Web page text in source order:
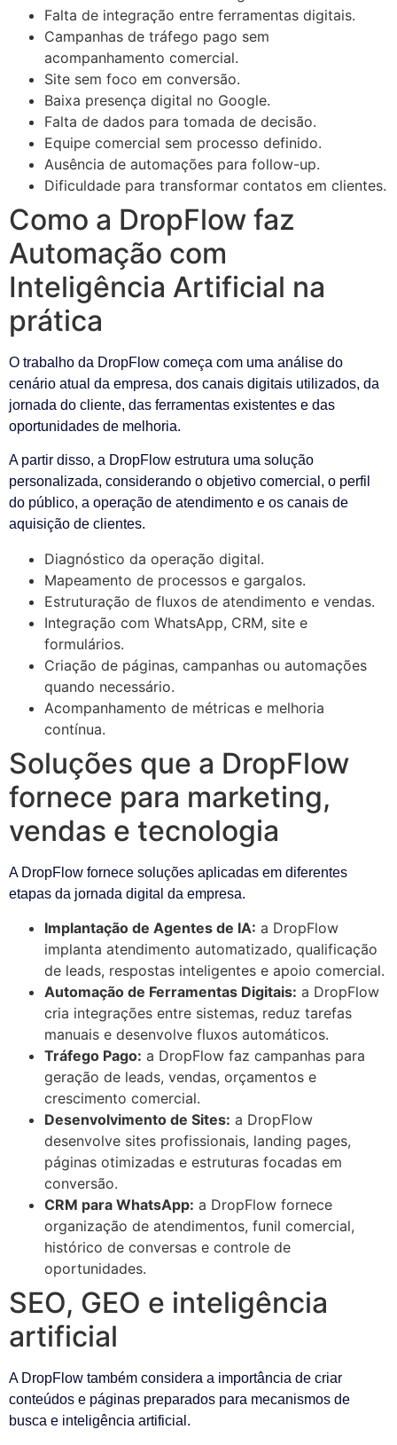
Falta de integração entre ferramentas digitais.
Campanhas de tráfego pago sem
acompanhamento comercial.
Site sem foco em conversão.
Baixa presença digital no Google.
Falta de dados para tomada de decisão.
Equipe comercial sem processo definido.
Ausência de automações para follow-up.
Dificuldade para transformar contatos em clientes.
Como a DropFlow faz
Automação com
Inteligência Artificial na
prática
O trabalho da DropFlow começa com uma análise do
cenário atual da empresa, dos canais digitais utilizados, da
jornada do cliente, das ferramentas existentes e das
oportunidades de melhoria.
A partir disso, a DropFlow estrutura uma solução
personalizada, considerando o objetivo comercial, o perfil
do público, a operação de atendimento e os canais de
aquisição de clientes.
Diagnóstico da operação digital.
Mapeamento de processos e gargalos.
Estruturação de fluxos de atendimento e vendas.
Integração com WhatsApp, CRM, site e
formulários.
Criação de páginas, campanhas ou automações
quando necessário.
Acompanhamento de métricas e melhoria
contínua.
Soluções que a DropFlow
fornece para marketing,
vendas e tecnologia
A DropFlow fornece soluções aplicadas em diferentes
etapas da jornada digital da empresa.
Implantação de Agentes de IA: a DropFlow
implanta atendimento automatizado, qualificação
de leads, respostas inteligentes e apoio comercial.
Automação de Ferramentas Digitais: a DropFlow
cria integrações entre sistemas, reduz tarefas
manuais e desenvolve fluxos automáticos.
Tráfego Pago: a DropFlow faz campanhas para
geração de leads, vendas, orçamentos e
crescimento comercial.
Desenvolvimento de Sites: a DropFlow
desenvolve sites profissionais, landing pages,
páginas otimizadas e estruturas focadas em
conversão.
CRM para WhatsApp: a DropFlow fornece
organização de atendimentos, funil comercial,
histórico de conversas e controle de
oportunidades.
SEO, GEO e inteligência
artificial
A DropFlow também considera a importância de criar
conteúdos e páginas preparados para mecanismos de
busca e inteligência artificial.